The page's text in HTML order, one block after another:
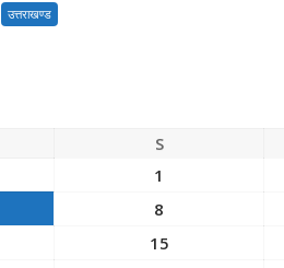
उत्तराखण्ड
S
1
8
15